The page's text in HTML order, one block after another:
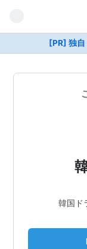
[PR] 独
韓国ド